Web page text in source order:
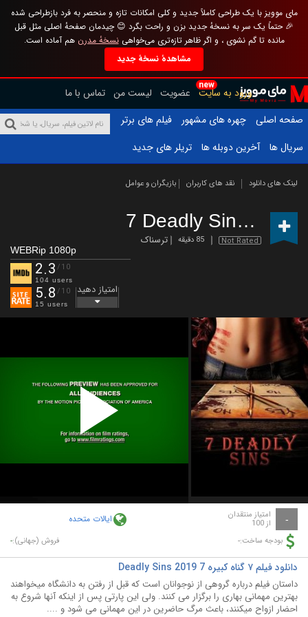
مای موویز با یک طراحی کاملاً جدید و کلی امکانات تازه و منحصر به فرد بازطراحی شده
🎉 حتماً یک سر به نسخهٔ جدید بزن و راحت بگرد 😊 چیدمان صفحهٔ اصلی مثل قبل
مانده تا گم نشوی ، و اگر ظاهر تازه‌تری می‌خواهینسخهٔ مدرن هم آماده است.
مشاهدهٔ نسخهٔ جدید
new
ورود به سایت عضویت لیست من تماس با ما
صفحه اصلی
چهره های مشهور
فیلم های برتر
سریال ها
آخرین دوبله ها تریلر های جدید
لینک های دانلود نقد های کاربران بازیگران و عوامل
7 Deadly Sins(2019)
Not Rated 85 دقیقه ترسناک
WEBRip 1080p
2.3 /10
104 users
5.8 /10
15 users
امتیاز دهید
Play
Video
- امتیاز منتقدان
از 100 ایالات متحده
بودجه ساخت:- فروش (جهانی):-
دانلود فیلم ۷ گناه کبیره 7 Deadly Sins 2019
داستان فیلم درباره گروهی از نوجوانان است که قبل از رفتن به دانشگاه میخواهند
بهترین مهمانی بهاری را برگزار می کنند. ولی این پارتی پس از اینکه آنها شروع به
احضار ازواح میکنند، باعث مرگ حاضرین در این مهمانی می شود و ....